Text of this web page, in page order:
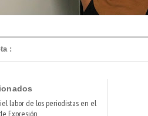
:
labor de los periodistas en el
Expresión